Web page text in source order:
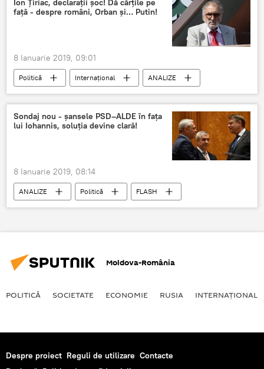
Ion Țiriac, declarații șoc! Dă cărțile pe
față - despre români, Orban și… Putin!
8 Ianuarie 2019, 09:01
Politică Internaţional
ANALIZE
PSD Romania
FLASH
Ion Țiriac
Vladimir Putin
Viktor Orban
Români
Sondaj nou - șansele PSD–ALDE în fața
lui Iohannis, soluția devine clară!
8 Ianuarie 2019, 08:14
ANALIZE Politică
FLASH
PSD Romania
Breaking News
Moldova-România
POLITICĂ SOCIETATE ECONOMIE RUSIA INTERNAŢIONAL
Despre proiect Reguli de utilizare Contacte